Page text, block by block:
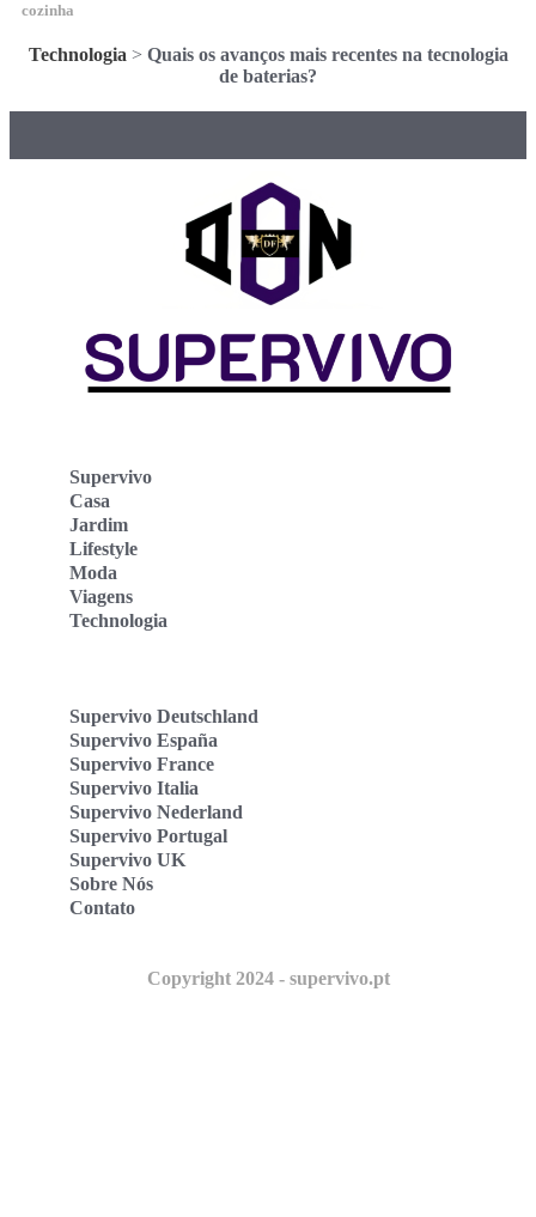
cozinha
Technologia> Quais os avanços mais recentes na tecnologia
de baterias?
Supervivo
Casa
Jardim
Lifestyle
Moda
Viagens
Technologia
Supervivo Deutschland
Supervivo España
Supervivo France
Supervivo Italia
Supervivo Nederland
Supervivo Portugal
Supervivo UK
Sobre Nós
Contato
Copyright 2024 - supervivo.pt